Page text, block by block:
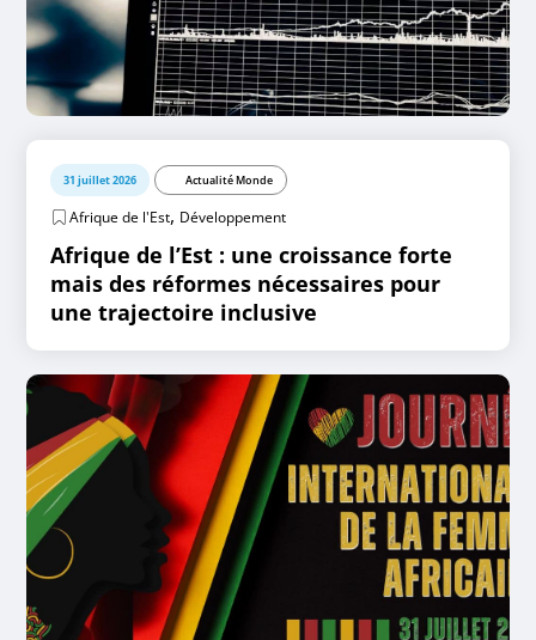
31 juillet 2026 Actualité Monde
Afrique de l'Est, Développement
Afrique de l’Est : une croissance forte
mais des réformes nécessaires pour
une trajectoire inclusive